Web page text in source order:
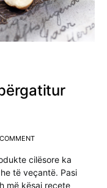
cilësore ka
të veçantë. Pasi
më kësaj recete